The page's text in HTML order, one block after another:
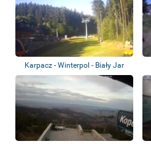
Karpacz - Winterpol - Biały Jar